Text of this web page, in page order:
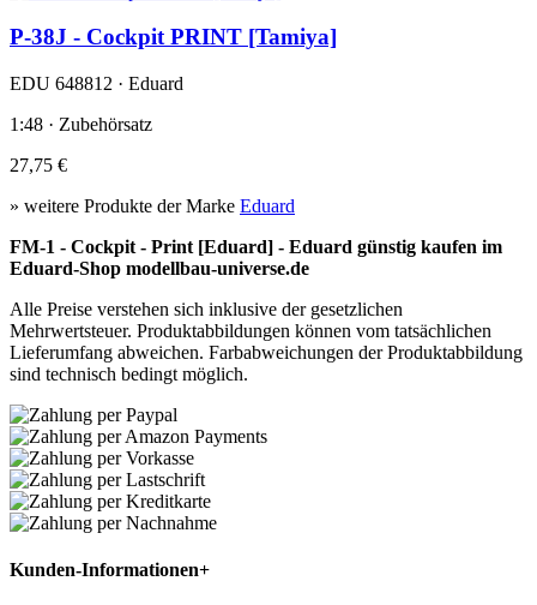
P-38J - Cockpit PRINT [Tamiya]
EDU 648812 · Eduard
1:48 · Zubehörsatz
27,75 €
» weitere Produkte der Marke Eduard
FM-1 - Cockpit - Print [Eduard] - Eduard günstig kaufen im
Eduard-Shop modellbau-universe.de
Alle Preise verstehen sich inklusive der gesetzlichen
Mehrwertsteuer. Produktabbildungen können vom tatsächlichen
Lieferumfang abweichen. Farbabweichungen der Produktabbildung
sind technisch bedingt möglich.
Kunden-Informationen+